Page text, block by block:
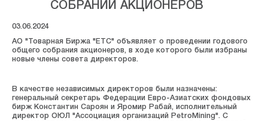
СОБРАНИИ АКЦИОНЕРОВ
03.06.2024
АО "Товарная Биржа "ЕТС" объявляет о проведении годового
общего собрания акционеров, в ходе которого были избраны
новые члены совета директоров.
В качестве независимых директоров были назначены:
генеральный секретарь Федерации Евро-Азиатских фондовых
бирж Константин Сароян и Яромир Рабай, исполнительный
директор ОЮЛ "Ассоциация организаций PetroMining". С